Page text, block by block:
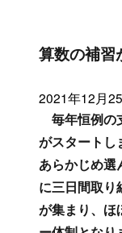
算数の補習
投
2021年12月
毎年恒例の
がスタートし
あらかじめ選
に三日間取り
が集まり、ほ